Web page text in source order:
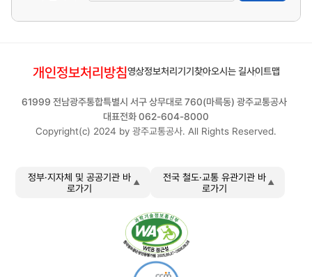
개인정보처리방침영상정보처리기기 찾아오시는 길사이트맵
61999 전남광주통합특별시 서구 상무대로 760(마륵동) 광주교통공사
대표전화 062-604-8000
Copyright(c) 2024 by 광주교통공사. All Rights Reserved.
정부·지자체 및 공공기관 바
로가기
전국 철도·교통 유관기관 바
로가기